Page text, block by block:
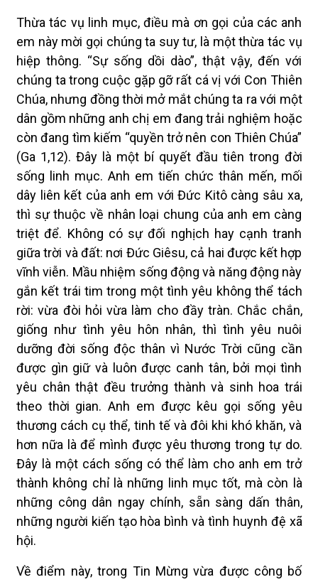
Thừa tác vụ linh mục, điều mà ơn gọi của các anh
em này mời gọi chúng ta suy tư, là một thừa tác vụ
hiệp thông. “Sự sống dồi dào”, thật vậy, đến với
chúng ta trong cuộc gặp gỡ rất cá vị với Con Thiên
Chúa, nhưng đồng thời mở mắt chúng ta ra với một
dân gồm những anh chị em đang trải nghiệm hoặc
còn đang tìm kiếm “quyền trở nên con Thiên Chúa”
(Ga 1,12). Đây là một bí quyết đầu tiên trong đời
sống linh mục. Anh em tiến chức thân mến, mối
dây liên kết của anh em với Đức Kitô càng sâu xa,
thì sự thuộc về nhân loại chung của anh em càng
triệt để. Không có sự đối nghịch hay cạnh tranh
giữa trời và đất: nơi Đức Giêsu, cả hai được kết hợp
vĩnh viễn. Mầu nhiệm sống động và năng động này
gắn kết trái tim trong một tình yêu không thể tách
rời: vừa đòi hỏi vừa làm cho đầy tràn. Chắc chắn,
giống như tình yêu hôn nhân, thì tình yêu nuôi
dưỡng đời sống độc thân vì Nước Trời cũng cần
được gìn giữ và luôn được canh tân, bởi mọi tình
yêu chân thật đều trưởng thành và sinh hoa trái
theo thời gian. Anh em được kêu gọi sống yêu
thương cách cụ thể, tinh tế và đôi khi khó khăn, và
hơn nữa là để mình được yêu thương trong tự do.
Đây là một cách sống có thể làm cho anh em trở
thành không chỉ là những linh mục tốt, mà còn là
những công dân ngay chính, sẵn sàng dấn thân,
những người kiến tạo hòa bình và tình huynh đệ xã
hội.
Về điểm này, trong Tin Mừng vừa được công bố